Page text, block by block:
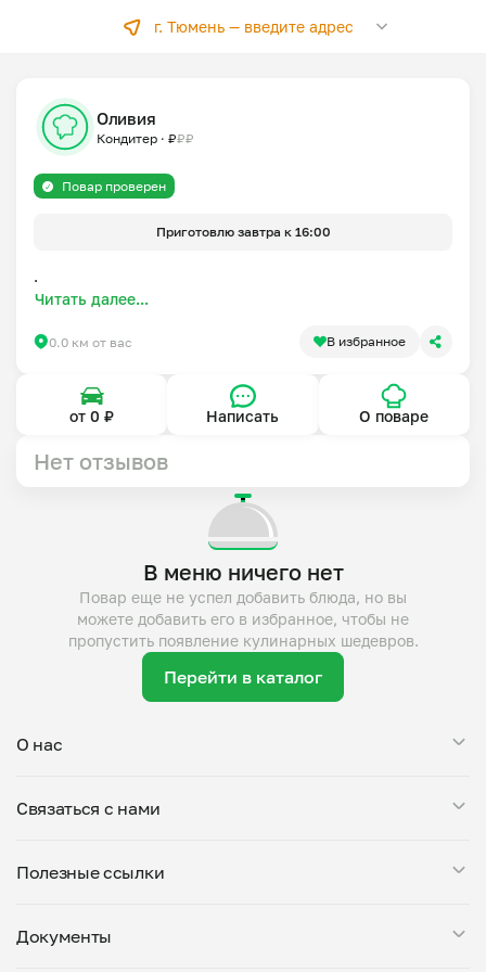
г. Тюмень — введите адрес
Оливия
Кондитер · ₽₽₽
Повар проверен
Приготовлю завтра к 16:00
.
Читать далее...
0.0 км от вас В избранное
от 0 ₽ Написать О поваре
Нет отзывов
В меню ничего нет
Повар еще не успел добавить блюда, но вы
можете добавить его в избранное, чтобы не
пропустить появление кулинарных шедевров.
Перейти в каталог
О нас
Все повара, представленные на платформе, проходят
требованиями пищевой безопасности. Блюда готовятся
Доступны самовывоз и доставка от любого повара.
Связаться с нами
support@mypovar.ru
Полезные ссылки
О компании
Документы